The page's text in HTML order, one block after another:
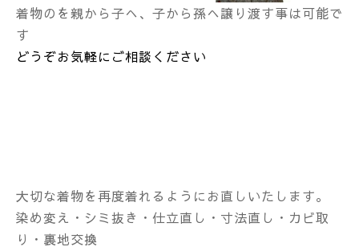
着物のを親から子へ、子から孫へ譲り渡す事は可能で
す
どうぞお気軽にご相談ください
大切な着物を再度着れるようにお直しいたします。
染め変え・シミ抜き・仕立直し・寸法直し・カビ取
り・裏地交換